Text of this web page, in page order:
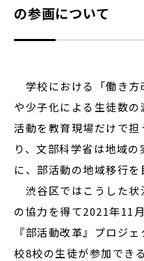
の参画について
学校における「働き方
や少子化による生徒数
活動を教育現場だけで
り、文部科学省は地域
に、部活動の地域移行を
渋谷区ではこうした状
の協力を得て2021年11
『部活動改革』プロジ
校8校の生徒が参加でき